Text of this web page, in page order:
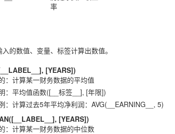
率
的数值、变量、标签计算出数值。
[YEARS])
： 计算某一财务数据的平均值
： 平均值函数([__标签__], [年限])
： 计算过去5年平均净利润：AVG(__EARNING__, 5)
[YEARS])
： 计算某一财务数据的中位数